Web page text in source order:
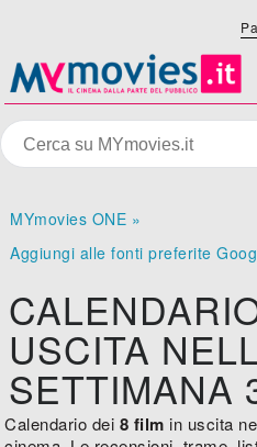
MYmovies ONE »
Aggiungi alle fonti preferite
USCITA
SETTIMANA
Calendario dei 8 film in uscita